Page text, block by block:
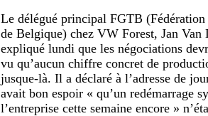
Le délégué principal FGTB
de Belgique) chez VW Forest, Jan Van
expliqué lundi que les négociations
vu qu’aucun chiffre concret de
jusque-là. Il a déclaré à l’adresse de
avait bon espoir « qu’un redémarrage
l’entreprise cette semaine encore »